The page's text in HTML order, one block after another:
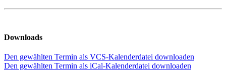
Downloads
Den gewählten Termin als VCS-Kalenderdatei downloaden
Den gewählten Termin als iCal-Kalenderdatei downloaden